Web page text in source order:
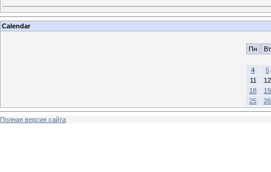
Calendar
Пн
Вт
4
5
11
12
18
19
25
26
Полная версия сайта